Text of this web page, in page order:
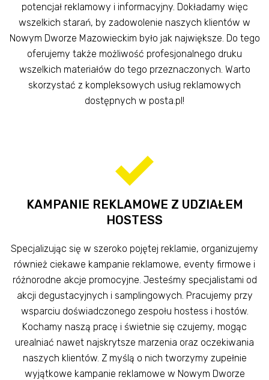
potencjał reklamowy i informacyjny. Dokładamy więc
wszelkich starań, by zadowolenie naszych klientów w
Nowym Dworze Mazowieckim było jak największe. Do tego
oferujemy także możliwość profesjonalnego druku
wszelkich materiałów do tego przeznaczonych. Warto
skorzystać z kompleksowych usług reklamowych
dostępnych w posta.pl!
KAMPANIE REKLAMOWE Z UDZIAŁEM
HOSTESS
Specjalizując się w szeroko pojętej reklamie, organizujemy
również ciekawe kampanie reklamowe, eventy firmowe i
różnorodne akcje promocyjne. Jesteśmy specjalistami od
akcji degustacyjnych i samplingowych. Pracujemy przy
wsparciu doświadczonego zespołu hostess i hostów.
Kochamy naszą pracę i świetnie się czujemy, mogąc
urealniać nawet najskrytsze marzenia oraz oczekiwania
naszych klientów. Z myślą o nich tworzymy zupełnie
wyjątkowe kampanie reklamowe w Nowym Dworze